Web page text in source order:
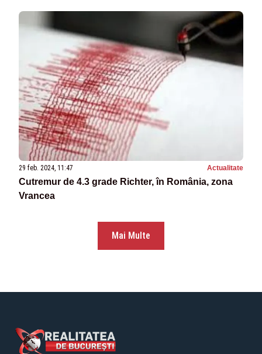
29 feb. 2024, 11:47 Actualitate
Cutremur de 4.3 grade Richter, în România, zona
Vrancea
Mai Multe